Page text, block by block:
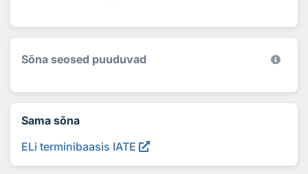
Sõna seosed puuduvad
Sama sõna
ELi terminibaasis IATE